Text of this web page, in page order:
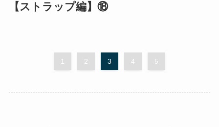
【ストラップ編】⑱
1 2 3 4 5